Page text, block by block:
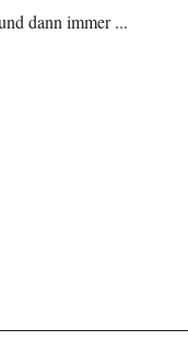
dann immer ...